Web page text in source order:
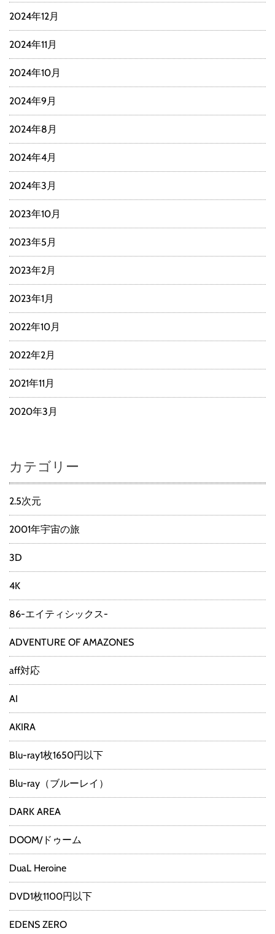
2024年12月
2024年11月
2024年10月
2024年9月
2024年8月
2024年4月
2024年3月
2023年10月
2023年5月
2023年2月
2023年1月
2022年10月
2022年2月
2021年11月
2020年3月
カテゴリー
2.5次元
2001年宇宙の旅
3D
4K
86-エイティシックス-
ADVENTURE OF AMAZONES
aff対応
AI
AKIRA
Blu-ray1枚1650円以下
Blu-ray（ブルーレイ）
DARK AREA
DOOM/ドゥーム
DuaL Heroine
DVD1枚1100円以下
EDENS ZERO